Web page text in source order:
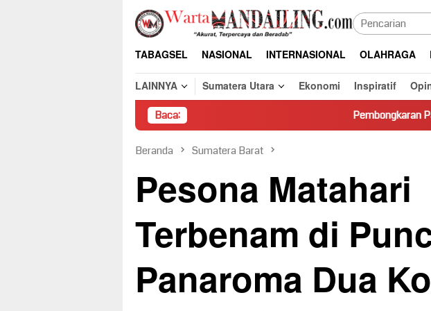
Loncat
konten
TABAGSEL NASIONAL INTERNASIONAL OLAHRAGA
LAINNYA
Sumatera Utara Ekonomi Inspiratif
Baca: Pembongkaran Paksa Rumah
Beranda Sumatera Barat
Pesona Matahari
Terbenam di
Panaroma Dua